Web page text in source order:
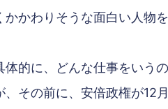
かかわりそうな面白い人
的に、どんな仕事をいう
その前に、安倍政権が